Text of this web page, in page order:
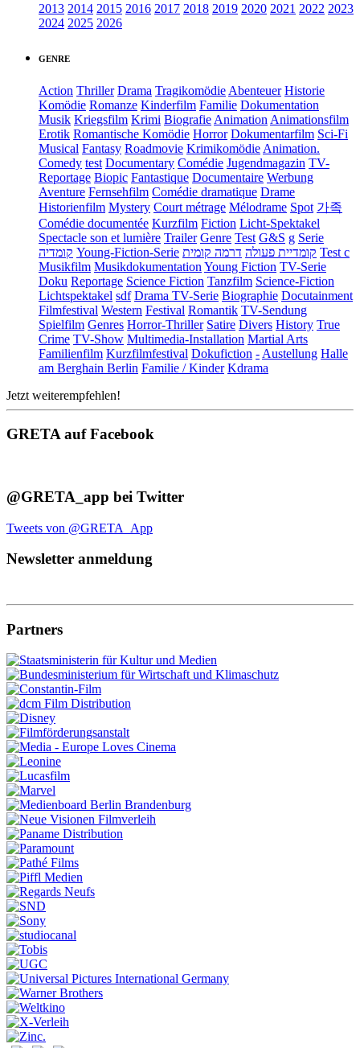
2013 2014 2015 2016 2017 2018 2019 2020 2021 2022 2023
2024 2025 2026
GENRE
Action Thriller Drama Tragikomödie Abenteuer Historie
Komödie Romanze Kinderfilm Familie Dokumentation
Musik Kriegsfilm Krimi Biografie Animation Animationsfilm
Erotik Romantische Komödie Horror Dokumentarfilm Sci-Fi
Musical Fantasy Roadmovie Krimikomödie Animation.
Comedy test Documentary Comédie Jugendmagazin TV-
Reportage Biopic Fantastique Documentaire Werbung
Aventure Fernsehfilm Comédie dramatique Drame
Historienfilm Mystery Court métrage Mélodrame Spot 가족
Comédie documentée Kurzfilm Fiction Licht-Spektakel
Spectacle son et lumière Trailer Genre Test G&S g Serie
קומדיה Young-Fiction-Serie קומדיית פעולה דרמה קומית
Test c
Musikfilm Musikdokumentation Young Fiction TV-Serie
Doku Reportage Science Fiction Tanzfilm Science-Fiction
Lichtspektakel sdf Drama TV-Serie Biographie Docutainment
Filmfestival Western Festival Romantik TV-Sendung
Spielfilm Genres Horror-Thriller Satire Divers History True
Crime TV-Show Multimedia-Installation Martial Arts
Familienfilm Kurzfilmfestival Dokufiction - Austellung Halle
am Berghain Berlin Familie / Kinder Kdrama
Jetzt weiterempfehlen!
GRETA auf Facebook
@GRETA_app bei Twitter
Tweets von @GRETA_App
Newsletter anmeldung
Partners